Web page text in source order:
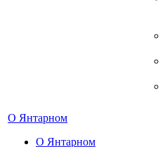
О Янтарном
О Янтарном